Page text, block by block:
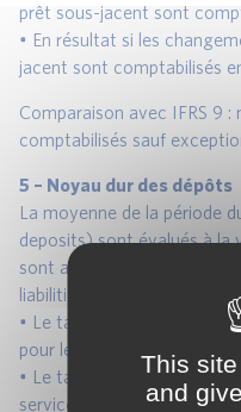
prêt sous-jacent sont
• En résultat si les
jacent sont comptabilisés
Comparaison avec IFRS 9 :
comptabilisés sauf
5 – Noyau dur des dépôts
La moyenne de la période
deposits) sont évalués à la
sont actualisés de la
liabilities remeasurement
• Le taux des fonds
pour les quantités et les
• Le taux du coût de la
service rate) incluant tous
This
and